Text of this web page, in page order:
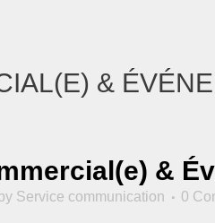
&
&
by Service communication 0